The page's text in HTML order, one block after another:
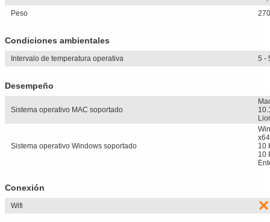
Peso
Condiciones ambientales
Intervalo de temperatura operativa 5 -
Desempeño
Sistema operativo MAC soportado
Sistema operativo Windows soportado
10
10
Conexión
Wifi